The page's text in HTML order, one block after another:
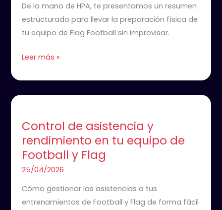
De la mano de HPA, te presentamos un resumen
estructurado para llevar la preparación física de
tu equipo de Flag Football sin improvisar.
Football
Leer más »
Control de asistencia y
rendimiento en tu equipo de
Football y Flag
25/04/2026
Cómo gestionar las asistencias a tus
entrenamientos de Football y Flag de forma fácil
asistencia
y
rendimiento
en